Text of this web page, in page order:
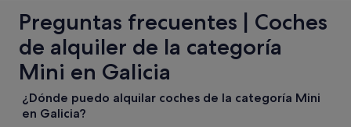
Preguntas frecuentes | Coches
de alquiler de la categoría
Mini en Galicia
¿Dónde puedo alquilar coches de la categoría Mini
en Galicia?